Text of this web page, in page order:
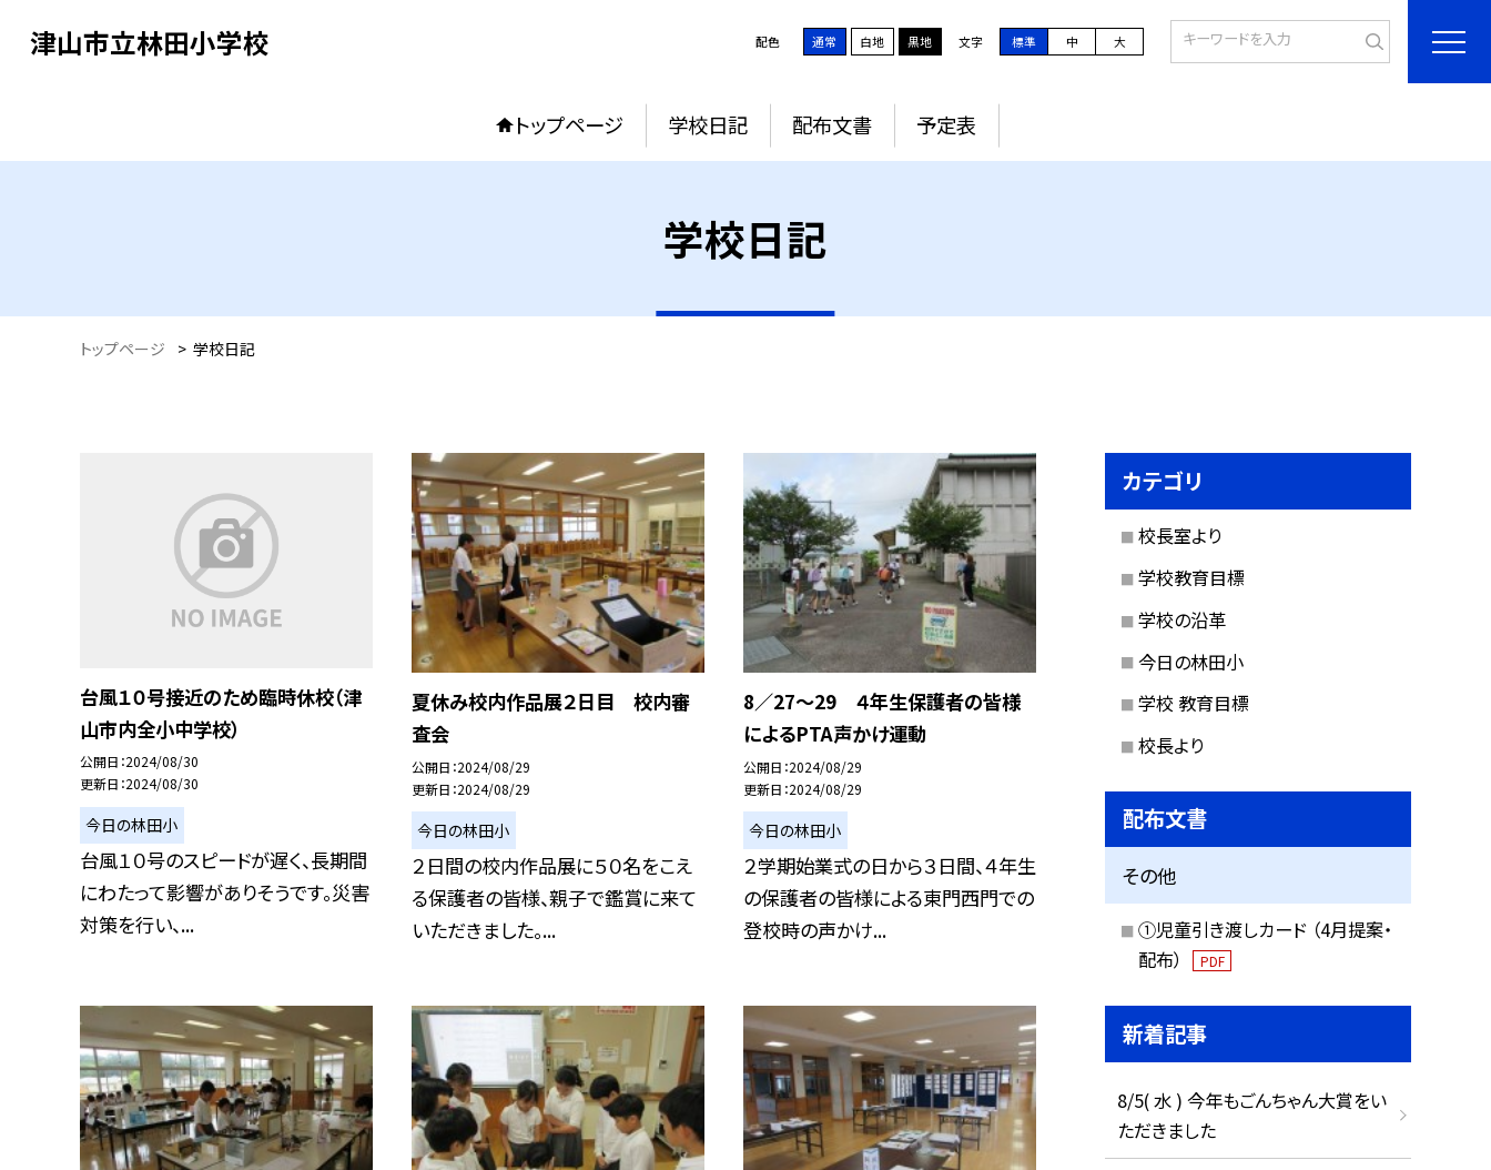
津山市立林田小学校 配色 通常 白地 黒地 文字 標準 中 大
トップページ 学校日記 配布文書 予定表
学校日記
トップページ > 学校日記
台風１０号接近のため臨時休校（津
山市内全小中学校）
公開日 2024/08/30
更新日 2024/08/30
今日の林田小
台風１０号のスピードが遅く、長期間
にわたって影響がありそうです。災害
対策を行い、...
夏休み校内作品展２日目 校内審
査会
公開日 2024/08/29
更新日 2024/08/29
今日の林田小
２日間の校内作品展に５０名をこえ
る保護者の皆様、親子で鑑賞に来て
いただきました。...
8／27～29 ４年生保護者の皆様
によるPTA声かけ運動
公開日 2024/08/29
更新日 2024/08/29
今日の林田小
２学期始業式の日から３日間、４年生
の保護者の皆様による東門西門での
登校時の声かけ...
カテゴリ
校長室より
学校教育目標
学校の沿革
今日の林田小
学校 教育目標
校長より
配布文書
その他
①児童引き渡しカード （4月提案・
配布）
PDF
新着記事
8/5( 水 ) 今年もごんちゃん大賞をい
ただきました